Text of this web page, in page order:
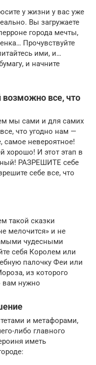
у жизни у вас уже
Вы загружаете
города мечты,
Прочувствуйте
ими, и…
и начните
возможно все, что
мы сами и для самих
что угодно нам —
самое невероятное!
хорошо! И этот этап в
РАЗРЕШИТЕ себе
себе все, что
такой сказки
мелочится» и не
чудесными
себя Королем или
палочку Феи или
из которого
вам нужно
и метафорами,
либо главного
иметь